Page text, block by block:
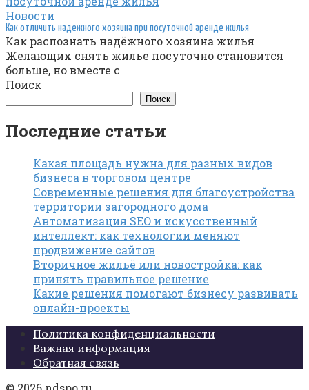
Новости
Как отличить надежного хозяина при посуточной аренде жилья
Как распознать надёжного хозяина жилья
Желающих снять жилье посуточно становится
больше, но вместе с
Поиск
Поиск
Последние статьи
Какая площадь нужна для разных видов
бизнеса в торговом центре
Современные решения для благоустройства
территории загородного дома
Автоматизация SEO и искусственный
интеллект: как технологии меняют
продвижение сайтов
Вторичное жильё или новостройка: как
принять правильное решение
Какие решения помогают бизнесу развивать
онлайн-проекты
Политика конфиденциальности
Важная информация
Обратная связь